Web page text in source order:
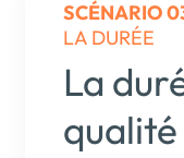
SCÉNARIO
LA DURÉE
La